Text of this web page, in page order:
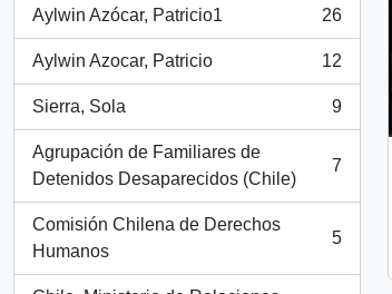
Aylwin Azócar, Patricio1
, 26 resultados
26
Aylwin Azocar, Patricio
, 12 resultados
12
Sierra, Sola
, 9 resultados
9
Agrupación de Familiares de
Detenidos Desaparecidos (Chile)
, 7 resultados
7
Comisión Chilena de Derechos
Humanos
, 5 resultados
5